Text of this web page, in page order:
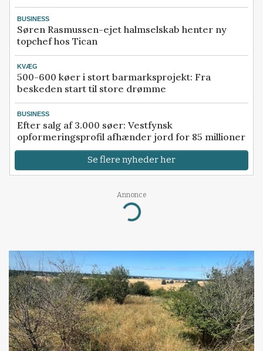
BUSINESS
Søren Rasmussen-ejet halmselskab henter ny
topchef hos Tican
KVÆG
500-600 køer i stort barmarksprojekt: Fra
beskeden start til store drømme
BUSINESS
Efter salg af 3.000 søer: Vestfynsk
opformeringsprofil afhænder jord for 85 millioner
Se flere nyheder her
Annonce
Loading...